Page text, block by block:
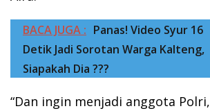
BACA JUGA : Panas! Video Syur 16
Detik Jadi Sorotan Warga Kalteng,
Siapakah Dia ???
“Dan ingin menjadi anggota